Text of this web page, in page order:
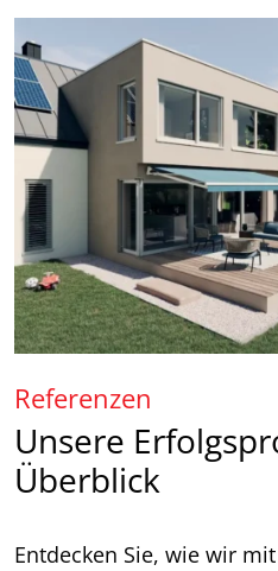
Referenzen
Unsere
Überblick
Entdecken Sie, wie wir